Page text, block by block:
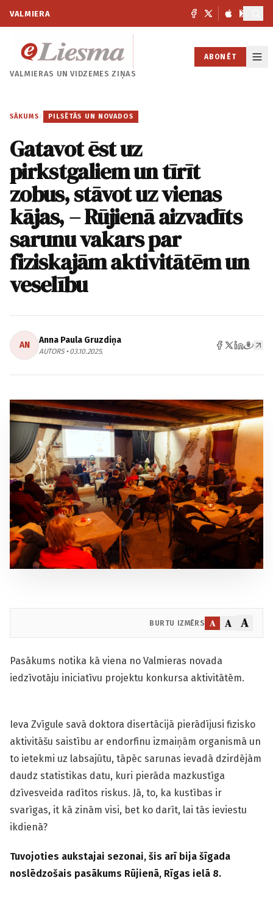
VALMIERA
VALMIERAS UNVIDZEMES ZIŅAS
ABONĒT
SĀKUMS / PILSĒTĀS UN NOVADOS
Gatavot ēst uz
pirkstgaliem un tīrīt
zobus, stāvot uz vienas
kājas, – Rūjienā aizvadīts
sarunu vakars par
fiziskajām aktivitātēm un
veselību
AN Anna Paula Gruzdiņa
AUTORS • 03.10.2025.
BURTU IZMĒRS A A A
Pasākums notika kā viena no Valmieras novada
iedzīvotāju iniciatīvu projektu konkursa aktivitātēm.
Ieva Zvīgule savā doktora disertācijā pierādījusi fizisko
aktivitāšu saistību ar endorfīnu izmaiņām organismā un
to ietekmi uz labsajūtu, tāpēc sarunas ievadā dzirdējām
daudz statistikas datu, kuri pierāda mazkustīga
dzīvesveida radītos riskus. Jā, to, ka kustības ir
svarīgas, it kā zinām visi, bet ko darīt, lai tās ieviestu
ikdienā?
Tuvojoties aukstajai sezonai, šis arī bija šīgada
noslēdzošais pasākums Rūjienā, Rīgas ielā 8.